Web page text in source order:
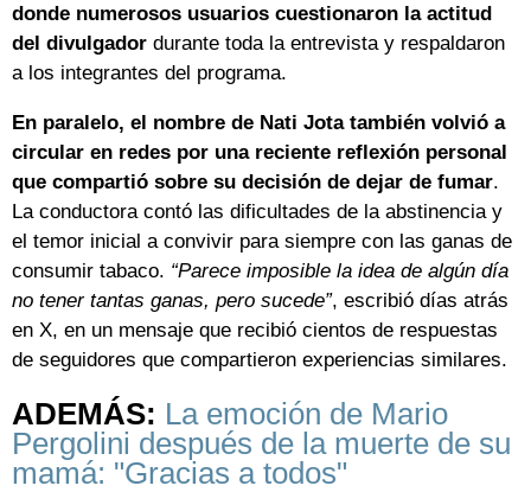
donde numerosos usuarios cuestionaron la actitud
del divulgador durante toda la entrevista y respaldaron
a los integrantes del programa.
En paralelo, el nombre de Nati Jota también volvió a
circular en redes por una reciente reflexión personal
que compartió sobre su decisión de dejar de fumar.
La conductora contó las dificultades de la abstinencia y
el temor inicial a convivir para siempre con las ganas de
consumir tabaco. “Parece imposible la idea de algún día
no tener tantas ganas, pero sucede”, escribió días atrás
en X, en un mensaje que recibió cientos de respuestas
de seguidores que compartieron experiencias similares.
ADEMÁS: La emoción de Mario
Pergolini después de la muerte de su
mamá: "Gracias a todos"